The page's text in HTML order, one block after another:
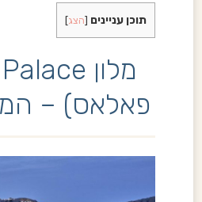
תוכן עניינים [הצג]
פאלאס) –